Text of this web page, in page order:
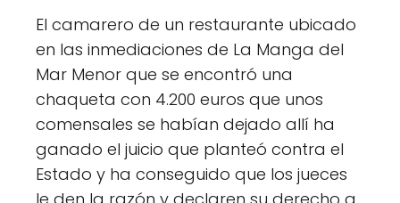
El camarero de un restaurante ubicado
en las inmediaciones de La Manga del
Mar Menor que se encontró una
chaqueta con 4.200 euros que unos
comensales se habían dejado allí ha
ganado el juicio que planteó contra el
Estado y ha conseguido que los jueces